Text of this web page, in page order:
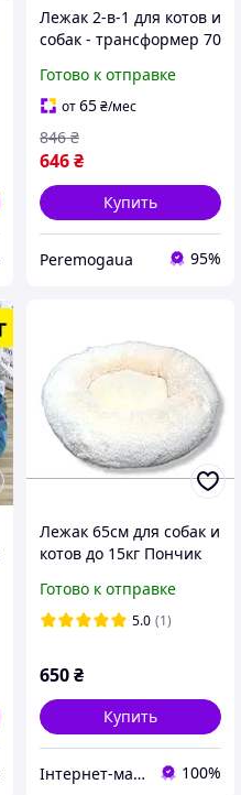
Лежак 2-в-1 для котов и
собак - трансформер 70
домик-коврик
KT8004663
Готово к отправке
от65₴/мес
646₴
846 ₴
Купить
Peremogaua 95%
Лежак 65см для собак и
котов до 15кг Пончик
Готово к отправке
5.0 (1)
650₴
Купить
Інтернет-магазин "Велетень" 100%